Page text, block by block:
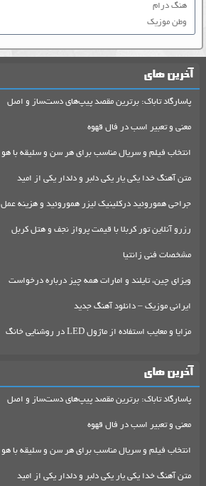
هنگ درام
وطن موزیک
آخرین های
پاسارگاد تاباک: برترین مقصد پیپ‌های دست‌ساز و اصل
معنی و تعبیر اسب در فال قهوه
انتخاب فیلم و سریال مناسب برای هر سن و سلیقه با هو
متن آهنگ خدا یکی یار یکی دلبر و دلدار یکی از امید
جراحی هموروئید درکلینیک لیزر هموروئید و هزینه عمل
رزرو آنلاین تور کربلا با قیمت پرواز نجف و هتل کربل
مشخصات فنی زانتیا
ویزای چین، تایلند و امارات همه چیز درباره درخواست
ایرانی موزیک – دانلود آهنگ جدید
مزایا و معایب استفاده از ماژول LED در روشنایی خانگ
آخرین های
پاسارگاد تاباک: برترین مقصد پیپ‌های دست‌ساز و اصل
معنی و تعبیر اسب در فال قهوه
انتخاب فیلم و سریال مناسب برای هر سن و سلیقه با هو
متن آهنگ خدا یکی یار یکی دلبر و دلدار یکی از امید